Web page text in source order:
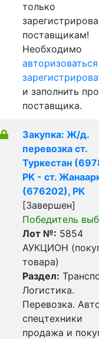
только
поставщикам!
Необходимо
авторизоваться
и заполнить
поставщика.
Закупка: Ж/д.
перевозка ст.
Туркестан
РК - ст.
(676202), РК
[Завершен]
Победитель
Лот №: 5854
АУКЦИОН
товара)
Раздел:
Логистика.
Перевозка.
спецтехники
продажа и